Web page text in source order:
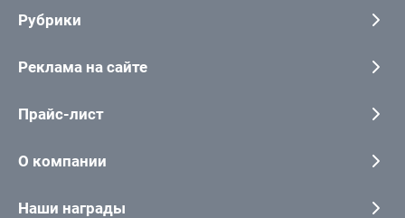
Рубрики
Реклама на сайте
Прайс-лист
О компании
Наши награды